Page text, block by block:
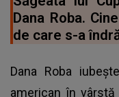
Dana Roba.
de care s-a
Dana Roba
american în